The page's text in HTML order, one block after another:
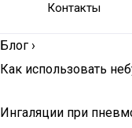
Контакты
Блог ›
Как использовать
Ингаляции при